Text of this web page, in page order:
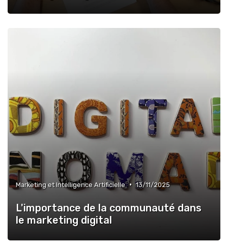
Marketing et Intelligence Artificielle • 13/11/2025
L'importance de la communauté dans
le marketing digital